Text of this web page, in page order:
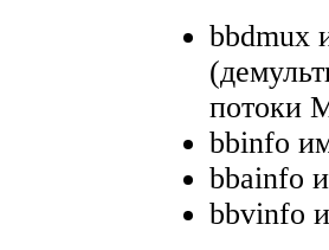
bbdmux
потоки
bbinfo
bbainfo
bbvinfo